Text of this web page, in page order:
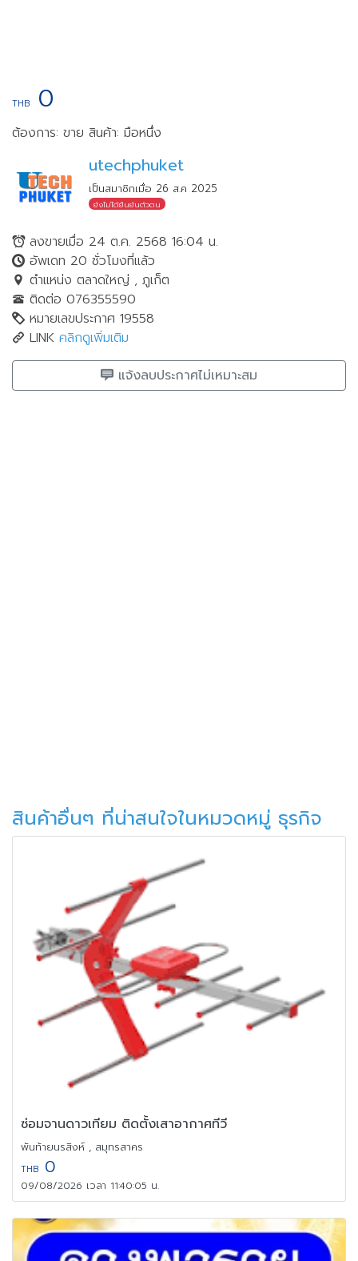
THB 0
ต้องการ: ขาย สินค้า: มือหนึ่ง
utechphuket
เป็นสมาชิกเมื่อ 26 ส.ค 2025
ยังไม่ได้ยืนยันตัวตน
ลงขายเมื่อ 24 ต.ค. 2568 16:04 น.
อัพเดท 20 ชั่วโมงที่แล้ว
ตำแหน่ง ตลาดใหญ่ , ภูเก็ต
ติดต่อ 076355590
หมายเลขประกาศ 19558
LINK คลิกดูเพิ่มเติม
แจ้งลบประกาศไม่เหมาะสม
สินค้าอื่นๆ ที่น่าสนใจในหมวดหมู่ ธุรกิจ
ซ่อมจานดาวเทียม ติดตั้งเสาอากาศทีวี
พันท้ายนรสิงห์ , สมุทรสาคร
THB 0
09/08/2026 เวลา 11:40:05 น.